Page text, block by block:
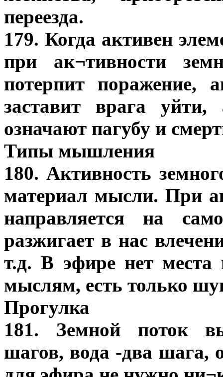
переезда.
179. Когда активен
при ак¬тивности
потерпит поражение,
заставит врага
означают пагубу и
Типы мышления
180. Активность
материал мысли. При
направляется на
разжигает в нас
т.д. В эфире нет места
мыслям, есть только
Прогулка
181. Земной поток
шагов, вода -два шага,